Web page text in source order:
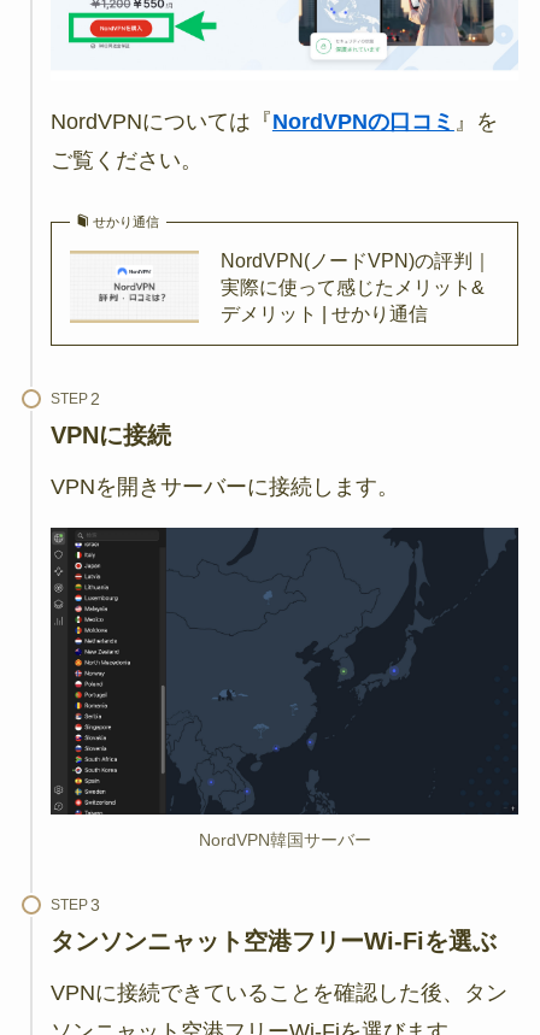
NordVPNについては『NordVPNの口コミ 』を
ご覧ください。
せかり通信
NordVPN(ノードVPN)の評判｜
実際に使って感じたメリット&
デメリット | せかり通信
STEP
VPNに接続
VPNを開きサーバーに接続します。
NordVPN韓国サーバー
STEP
タンソンニャット空港フリーWi-Fiを選ぶ
VPNに接続できていることを確認した後、タン